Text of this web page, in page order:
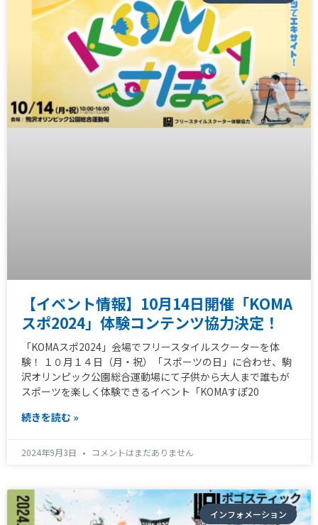
【イベント情報】10月14日開催「KOMA
スポ2024」体験コンテンツ協力決定！
「KOMAスポ2024」会場でフリースタイルスクーターを体
験！ １０月１４日（月・祝）「スポーツの日」に合わせ、駒
沢オリンピック公園総合運動場にて子供から大人まで誰もが
スポーツを楽しく体験できるイベント「KOMAすぽ20
続きを読む »
2024年9月3日 コメントはまだありません
インフォメーション